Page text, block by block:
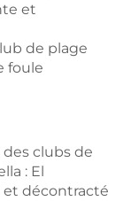
et
de plage
foule
clubs de
: El
décontracté